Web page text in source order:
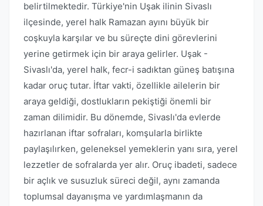
belirtilmektedir. Türkiye'nin Uşak ilinin Sivaslı
ilçesinde, yerel halk Ramazan ayını büyük bir
coşkuyla karşılar ve bu süreçte dini görevlerini
yerine getirmek için bir araya gelirler. Uşak -
Sivaslı'da, yerel halk, fecr-i sadıktan güneş batışına
kadar oruç tutar. İftar vakti, özellikle ailelerin bir
araya geldiği, dostlukların pekiştiği önemli bir
zaman dilimidir. Bu dönemde, Sivaslı'da evlerde
hazırlanan iftar sofraları, komşularla birlikte
paylaşılırken, geleneksel yemeklerin yanı sıra, yerel
lezzetler de sofralarda yer alır. Oruç ibadeti, sadece
bir açlık ve susuzluk süreci değil, aynı zamanda
toplumsal dayanışma ve yardımlaşmanın da